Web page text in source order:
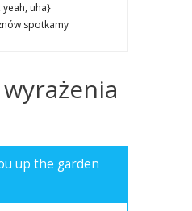
yeah, uha}
spo­tka­my
up the gar­den